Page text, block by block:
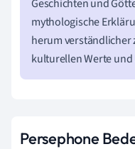
Geschichten und
mythologische
herum verständlicher
kulturellen Werte
Persephone